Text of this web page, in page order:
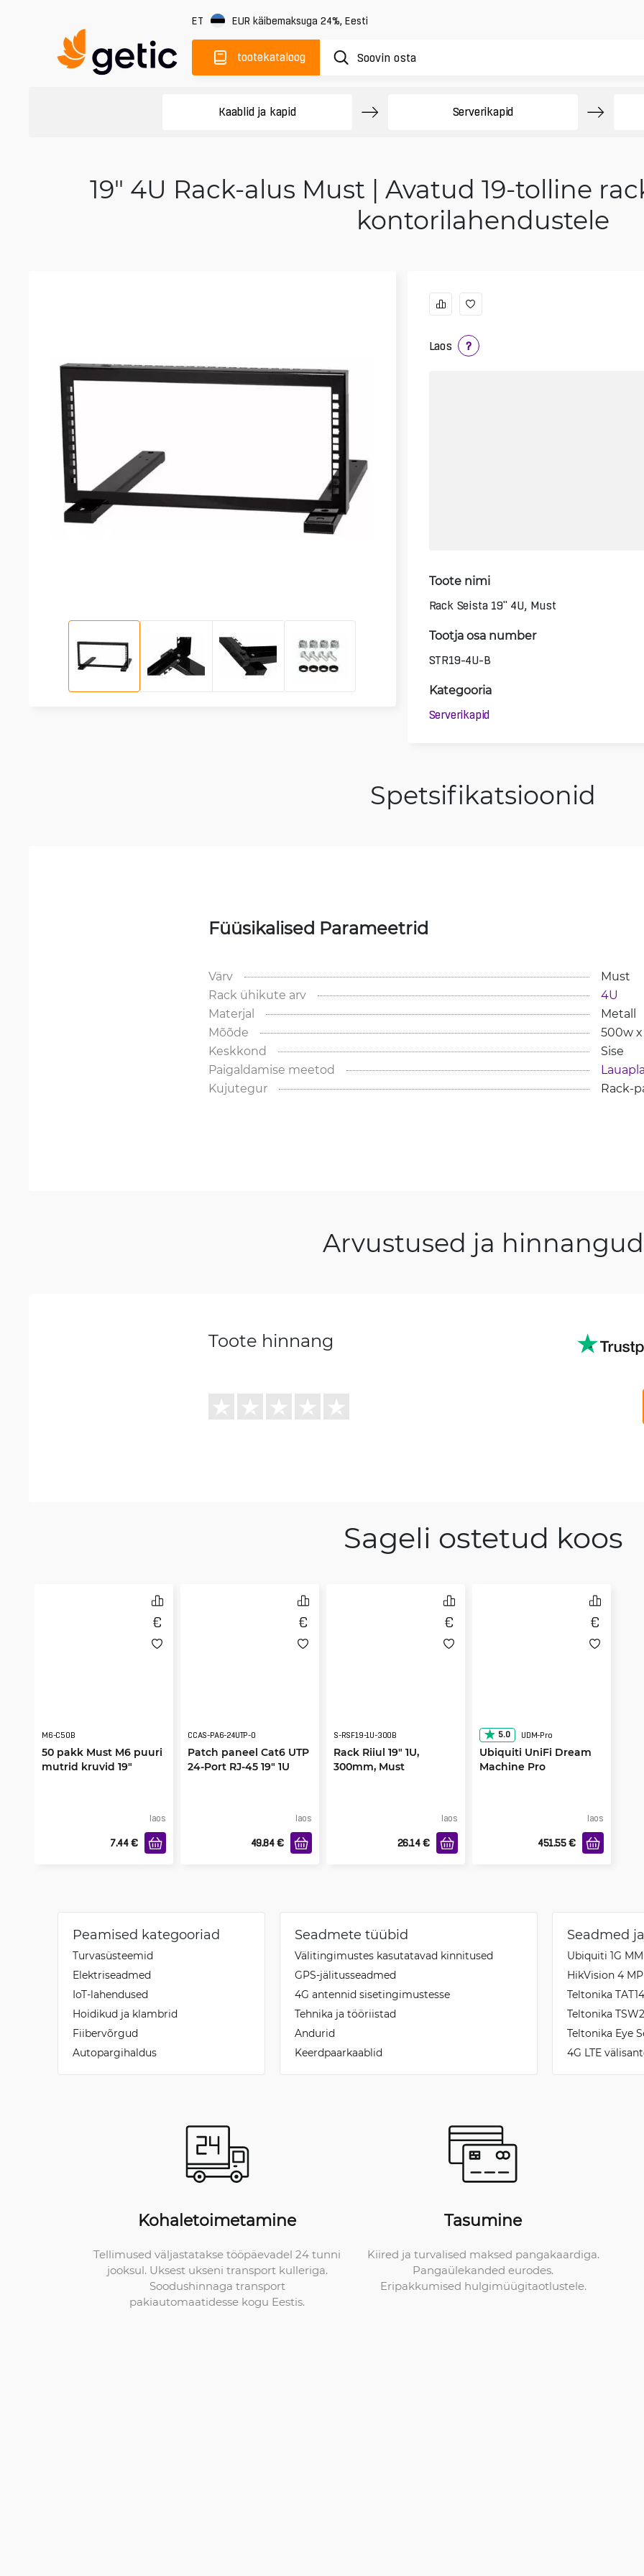
ET EUR käibemaksuga 24%, Eesti
tootekataloog
Kaablid ja kapid Serverikapid
19" 4U Rack-alus Must | Avatud 19-tolline
kontorilahendustele
Laos ?
Toote nimi
Rack Seista 19" 4U, Must
Tootja osa number
STR19-4U-B
Kategooria
Serverikapid
Spetsifikatsioonid
Füüsikalised Parameetrid
Värv
Must
Rack ühikute arv
4U
Materjal
Metall
Mõõde
500w
Keskkond
Sise
Paigaldamise meetod
Kujutegur
Rack-
Arvustused ja hinnangud
Toote hinnang
Sageli ostetud koos
M6-C50B
50 pakk Must M6 puuri
mutrid kruvid 19"
laos
7.44 €
CCAS-PA6-24UTP-O
Patch paneel Cat6 UTP
24-Port RJ-45 19" 1U
laos
49.84 €
S-RSF19-1U-300B
Rack Riiul 19" 1U,
300mm, Must
laos
26.14 €
5.0 UDM-Pro
Ubiquiti UniFi Dream
Machine Pro
laos
451.55 €
Peamised kategooriad
Turvasüsteemid
Elektriseadmed
IoT-lahendused
Hoidikud ja klambrid
Fiibervõrgud
Autopargihaldus
Seadmete tüübid
Välitingimustes kasutatavad kinnitused
GPS-jälitusseadmed
4G antennid sisetingimustesse
Tehnika ja tööriistad
Andurid
Keerdpaarkaablid
Seadmed
Ubiquiti 1G
HikVision 4
Teltonika
Teltonika
Teltonika Eye
4G LTE
Kohaletoimetamine
Tellimused väljastatakse tööpäevadel 24 tunni
jooksul. Uksest ukseni transport kulleriga.
Soodushinnaga transport
pakiautomaatidesse kogu Eestis.
Tasumine
Kiired ja turvalised maksed pangakaardiga.
Pangaülekanded eurodes.
Eripakkumised hulgimüügitaotlustele.